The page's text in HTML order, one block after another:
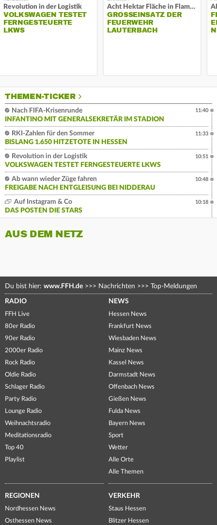
Revolution in der Logistik
VOLKSWAGEN TESTET
FERNGESTEUERTE
LKWS
Acht Hektar Fläche in Flammen
GROSSEINSATZ DER F
EUERWEHR L
AUTERBACH
THEMEN-TICKER
Nach FIFA-Krisenrunde
INFANTINO MIT GENERALSEKRETÄR IM STADION
11:40
RKI-Zahlen für den Sommer
BISLANG 1.650 HITZETOTE IN HESSEN
11:33
Revolution in der Logistik
VOLKSWAGEN TESTET FERNGESTEUERTE LKWS
10:51
Ab wann wieder Züge fahren
FREIGABE NACH ENTGLEISUNG BEI NIDDERAU
10:48
Auf Instagram & Co
DAS POSTEN DIE STARS
10:18
AUS DEM NETZ
Du bist hier: www.FFH.de >>> Nachrichten >>> Top-Meldungen
RADIO
FFH Live
80er Radio
90er Radio
2000er Radio
Rock Radio
Oldie Radio
Schlager Radio
Party Radio
Lounge Radio
Weihnachtsradio
Meditationsradio
Top 40
Playlist
NEWS
Hessen News
Frankfurt News
Wiesbaden News
Mainz News
Kassel News
Darmstadt News
Offenbach News
Gießen News
Fulda News
Bayern News
Sport
Wetter
Alle Orte
Alle Themen
REGIONEN
Nordhessen News
Osthessen News
VERKEHR
Staus Hessen
Blitzer Hessen